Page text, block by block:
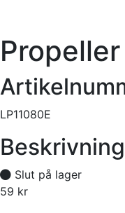
Propeller
LP11080E
Beskrivning
Slut på lager
59 kr